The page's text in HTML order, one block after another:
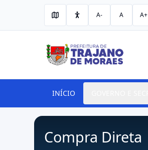
A- A A+
INÍCIO
Compra Direta